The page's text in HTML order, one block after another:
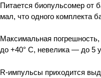
Питается биопульсомер от
мал, что одного комплекта
Максимальная
до +40° С, невелика — до 5
R-импульсы приходится